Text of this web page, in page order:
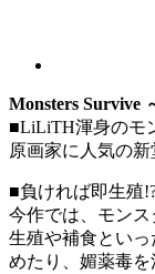
Monsters Survive
■LiLiTH渾身のモ
原画家に人気の
■負ければ即生殖
今作では、モン
生殖や補食とい
めたり、媚薬毒